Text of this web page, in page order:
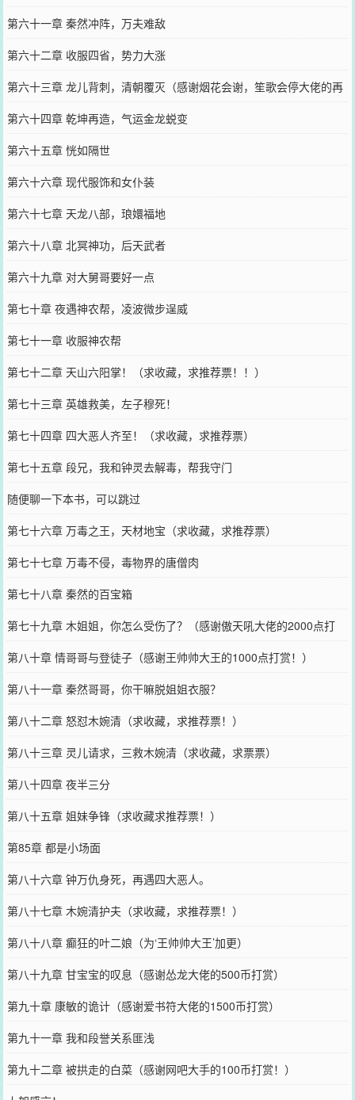
第六十一章 秦然冲阵，万夫难敌
第六十二章 收服四省，势力大涨
第六十三章 龙儿背刺，清朝覆灭（感谢烟花会谢，笙歌会停大佬的再
次打赏）
第六十四章 乾坤再造，气运金龙蜕变
第六十五章 恍如隔世
第六十六章 现代服饰和女仆装
第六十七章 天龙八部，琅嬛福地
第六十八章 北冥神功，后天武者
第六十九章 对大舅哥要好一点
第七十章 夜遇神农帮，凌波微步逞威
第七十一章 收服神农帮
第七十二章 天山六阳掌！（求收藏，求推荐票！！）
第七十三章 英雄救美，左子穆死！
第七十四章 四大恶人齐至！（求收藏，求推荐票）
第七十五章 段兄，我和钟灵去解毒，帮我守门
随便聊一下本书，可以跳过
第七十六章 万毒之王，天材地宝（求收藏，求推荐票）
第七十七章 万毒不侵，毒物界的唐僧肉
第七十八章 秦然的百宝箱
第七十九章 木姐姐，你怎么受伤了？（感谢傲天吼大佬的2000点打
赏）
第八十章 情哥哥与登徒子（感谢王帅帅大王的1000点打赏！）
第八十一章 秦然哥哥，你干嘛脱姐姐衣服？
第八十二章 怒怼木婉清（求收藏，求推荐票！）
第八十三章 灵儿请求，三救木婉清（求收藏，求票票）
第八十四章 夜半三分
第八十五章 姐妹争锋（求收藏求推荐票！）
第85章 都是小场面
第八十六章 钟万仇身死，再遇四大恶人。
第八十七章 木婉清护夫（求收藏，求推荐票！）
第八十八章 癫狂的叶二娘（为‘王帅帅大王’加更）
第八十九章 甘宝宝的叹息（感谢怂龙大佬的500币打赏）
第九十章 康敏的诡计（感谢爱书符大佬的1500币打赏）
第九十一章 我和段誉关系匪浅
第九十二章 被拱走的白菜（感谢网吧大手的100币打赏！）